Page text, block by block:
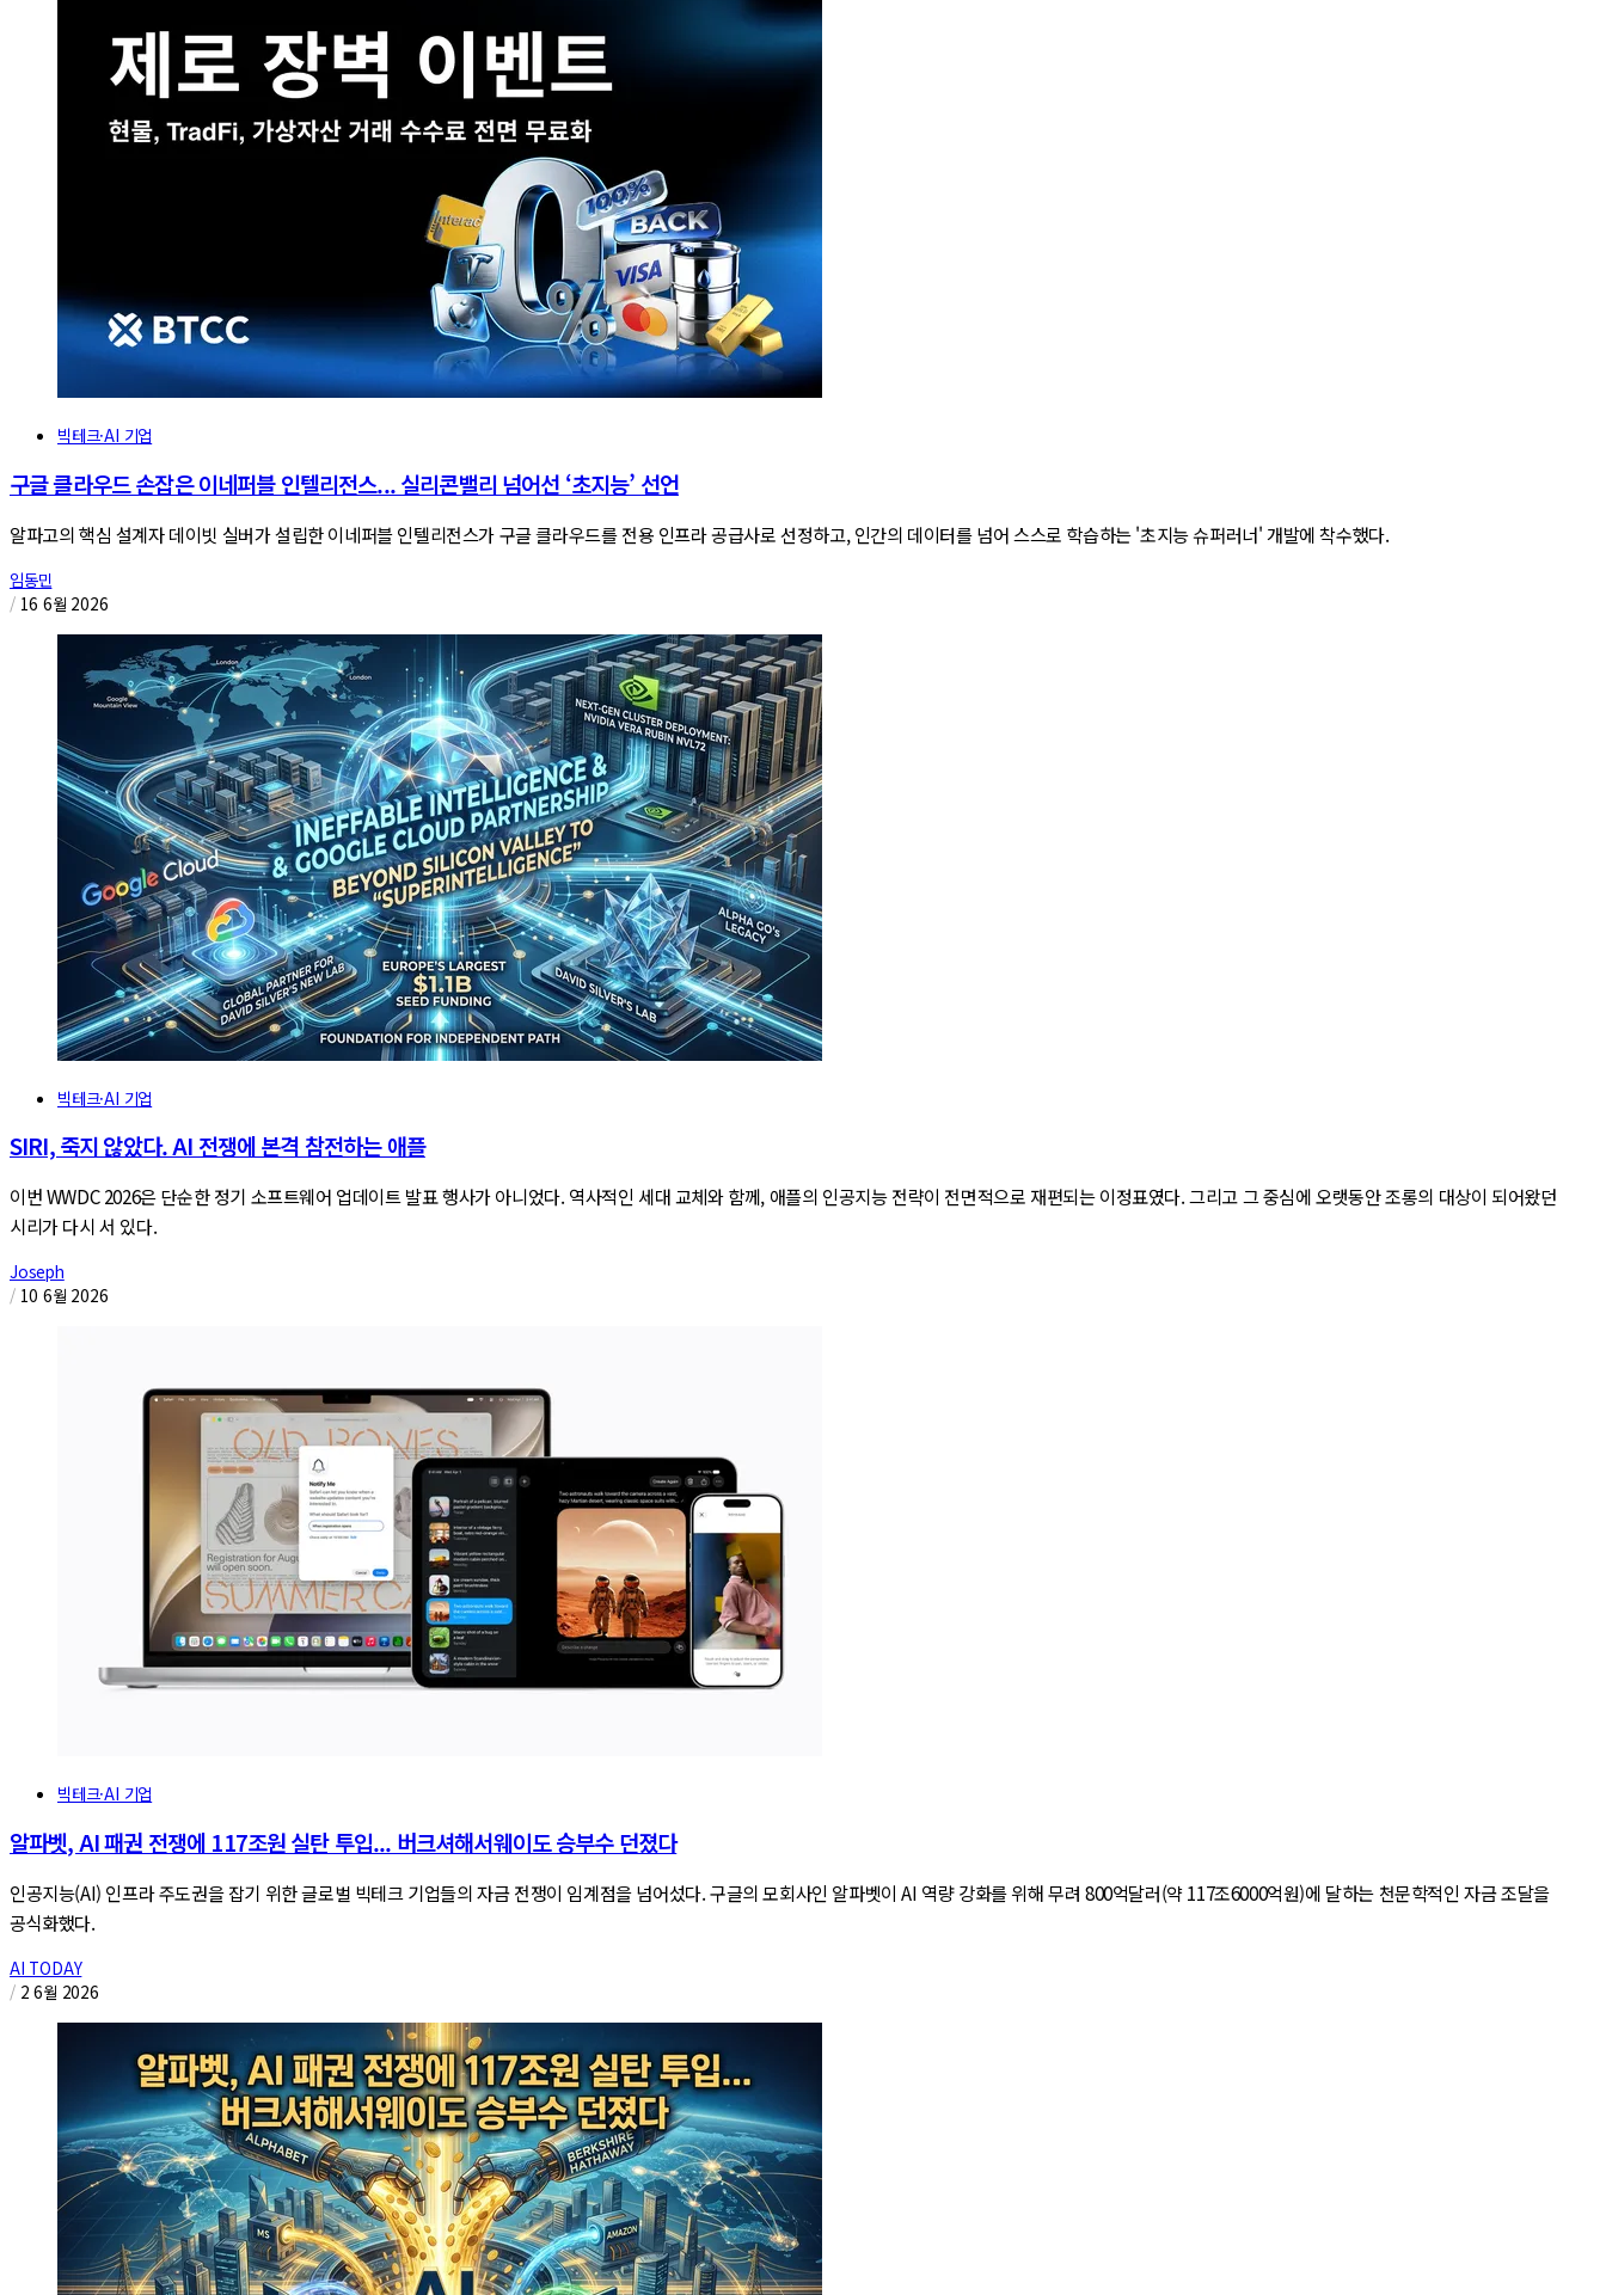
빅테크·AI 기업
구글 클라우드 손잡은 이네퍼블 인텔리전스... 실리콘밸리 넘어선 ‘초지능’ 선언
알파고의 핵심 설계자 데이빗 실버가 설립한 이네퍼블 인텔리전스가 구글 클라우드를 전용 인프라 공급사로 선정하고, 인간의 데이터를 넘어 스스로 학습하는 '초지능 슈퍼러너' 개발에 착수했다.
임동민
/ 16 6월 2026
빅테크·AI 기업
SIRI, 죽지 않았다. AI 전쟁에 본격 참전하는 애플
이번 WWDC 2026은 단순한 정기 소프트웨어 업데이트 발표 행사가 아니었다. 역사적인 세대 교체와 함께, 애플의 인공지능 전략이 전면적으로 재편되는 이정표였다. 그리고 그 중심에 오랫동안 조롱의 대상이 되어왔던
시리가 다시 서 있다.
Joseph
/ 10 6월 2026
빅테크·AI 기업
알파벳, AI 패권 전쟁에 117조원 실탄 투입... 버크셔해서웨이도 승부수 던졌다
인공지능(AI) 인프라 주도권을 잡기 위한 글로벌 빅테크 기업들의 자금 전쟁이 임계점을 넘어섰다. 구글의 모회사인 알파벳이 AI 역량 강화를 위해 무려 800억달러(약 117조6000억원)에 달하는 천문학적인 자금 조달을
공식화했다.
AI TODAY
/ 2 6월 2026